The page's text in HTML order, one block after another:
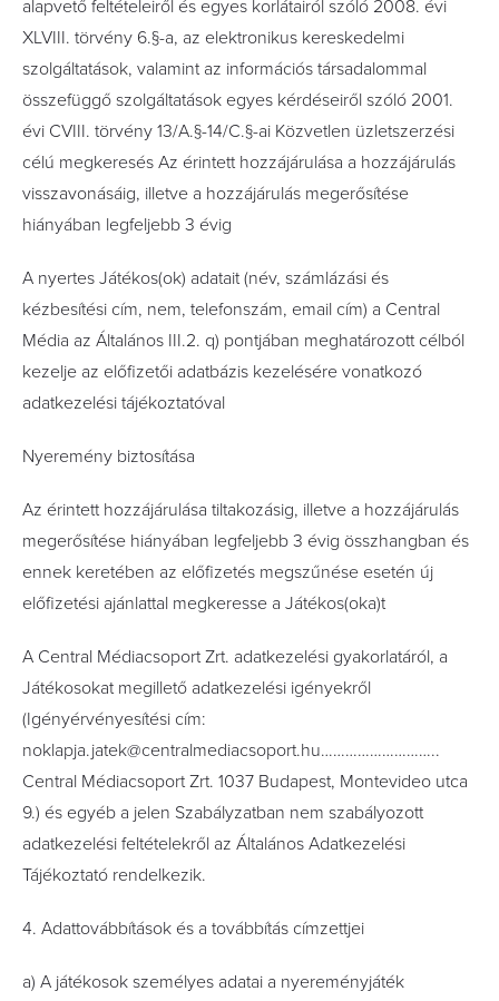
alapvető feltételeiről és egyes korlátairól szóló 2008. évi
XLVIII. törvény 6.§-a, az elektronikus kereskedelmi
szolgáltatások, valamint az információs társadalommal
összefüggő szolgáltatások egyes kérdéseiről szóló 2001.
évi CVIII. törvény 13/A.§-14/C.§-ai Közvetlen üzletszerzési
célú megkeresés Az érintett hozzájárulása a hozzájárulás
visszavonásáig, illetve a hozzájárulás megerősítése
hiányában legfeljebb 3 évig
A nyertes Játékos(ok) adatait (név, számlázási és
kézbesítési cím, nem, telefonszám, email cím) a Central
Média az Általános III.2. q) pontjában meghatározott célból
kezelje az előfizetői adatbázis kezelésére vonatkozó
adatkezelési tájékoztatóval
Nyeremény biztosítása
Az érintett hozzájárulása tiltakozásig, illetve a hozzájárulás
megerősítése hiányában legfeljebb 3 évig összhangban és
ennek keretében az előfizetés megszűnése esetén új
előfizetési ajánlattal megkeresse a Játékos(oka)t
A Central Médiacsoport Zrt. adatkezelési gyakorlatáról, a
Játékosokat megillető adatkezelési igényekről
(Igényérvényesítési cím:
noklapja.jatek@centralmediacsoport.hu………………………..
Central Médiacsoport Zrt. 1037 Budapest, Montevideo utca
9.) és egyéb a jelen Szabályzatban nem szabályozott
adatkezelési feltételekről az Általános Adatkezelési
Tájékoztató rendelkezik.
4. Adattovábbítások és a továbbítás címzettjei
a) A játékosok személyes adatai a nyereményjáték